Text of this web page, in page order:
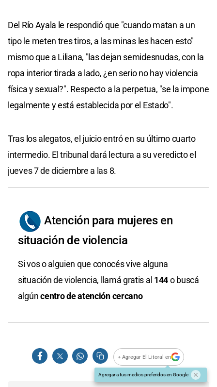
Del Río Ayala le respondió que "cuando matan a un
tipo le meten tres tiros, a las minas les hacen esto"
mismo que a Liliana, "las dejan semidesnudas, con la
ropa interior tirada a lado, ¿en serio no hay violencia
física y sexual?". Respecto a la perpetua, "se la impone
legalmente y está establecida por el Estado".
Tras los alegatos, el juicio entró en su último cuarto
intermedio. El tribunal dará lectura a su veredicto el
jueves 7 de diciembre a las 8.
Atención para mujeres en
situación de violencia
Si vos o alguien que conocés vive alguna
situación de violencia, llamá gratis al 144o buscá
algúncentro de atención cercano
+ Agregar El Litoral en
Agregar a tus medios preferidos en Google